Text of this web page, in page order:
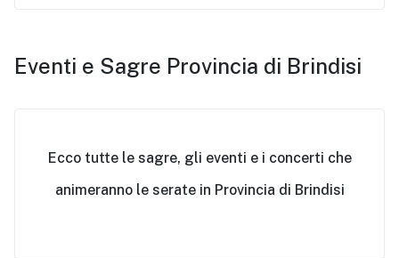
Eventi e Sagre Provincia di Brindisi
Ecco tutte le sagre, gli eventi e i concerti che
animeranno le serate in Provincia di Brindisi